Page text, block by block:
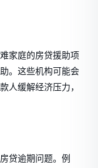
家庭的房贷援助项
。这些机构可能会
人缓解经济压力，
贷逾期问题。例